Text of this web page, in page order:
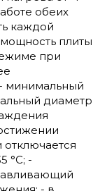
обеих
каждой
плиты
при
минимальный
диаметр
°С; -